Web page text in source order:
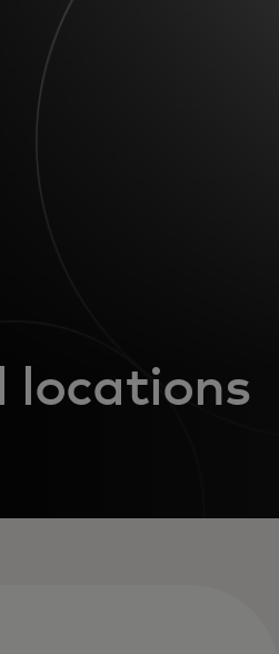
locations